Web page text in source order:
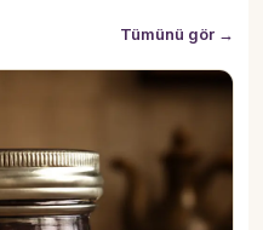
Tümünü gör →